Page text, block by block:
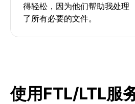
得轻松，因为他们帮助我处理
了所有必要的文件。
使用FTL/LTL服